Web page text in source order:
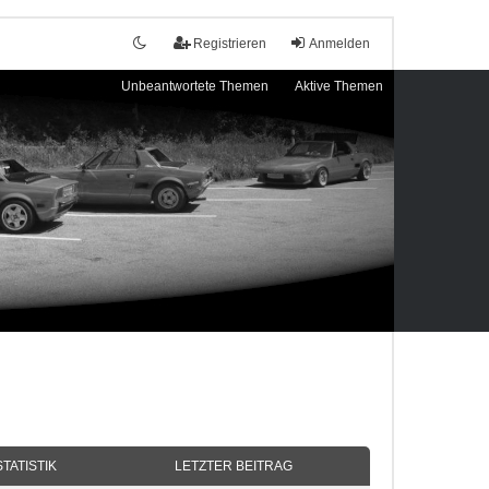
Anmelden
Registrieren
Unbeantwortete Themen Aktive Themen
LETZTER BEITRAG